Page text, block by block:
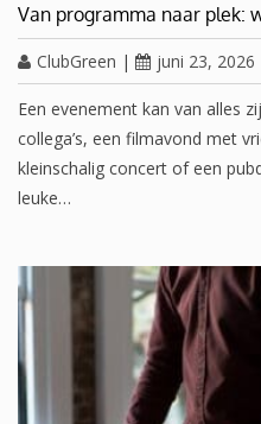
Van programma naar plek:
ClubGreen | juni 23, 2026
Een evenement kan van alles
collega’s, een filmavond met
kleinschalig concert of een
leuke…